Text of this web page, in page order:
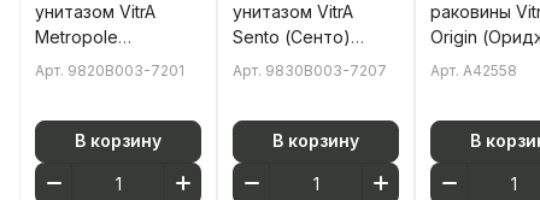
унитазом VitrA
Metropole
(Метрополь)
сиденьем
микролифт
безободковый
Арт. 9820B003-7201
В корзину
унитазом VitrA
Sento (Сенто)
9830B003-7207
микролифт
безободковый
цвет клавиши
Арт. 9830B003-7207
В корзину
раковины
Origin
A42558
Арт. A42558
В